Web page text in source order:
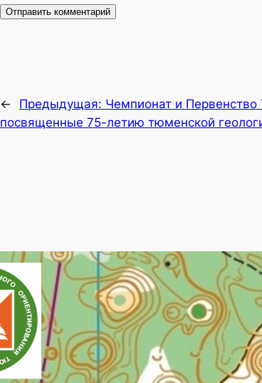
← Предыдущая: Чемпионат и
посвященные 75-летию тюменской